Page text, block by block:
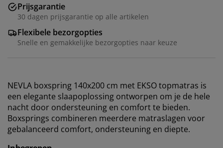
Prijsgarantie
30 dagen prijsgarantie op alle artikelen
Flexibele bezorgopties
Snelle en gemakkelijke bezorgopties naar keuze
NEVLA boxspring 140x200 cm met EKSO topmatras is
een elegante slaapoplossing ontworpen om je de hele
nacht door ondersteuning en comfort te bieden.
Boxsprings combineren meerdere matraslagen voor
gebalanceerd comfort, ondersteuning en diepte.